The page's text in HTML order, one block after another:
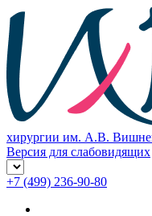
хирургии им. А.В.
Версия для слабовидящих
+7 (499) 236-90-80